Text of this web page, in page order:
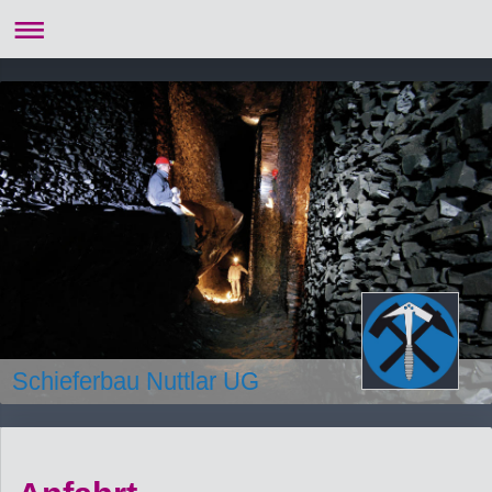
Schieferbau Nuttlar UG